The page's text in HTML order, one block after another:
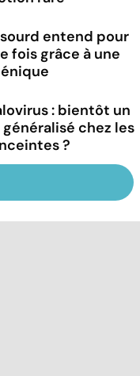
entend pour
fois grâce à une
: bientôt un
chez les
?